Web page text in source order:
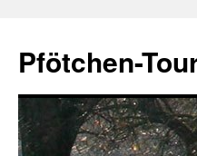
content
Pfötchen-